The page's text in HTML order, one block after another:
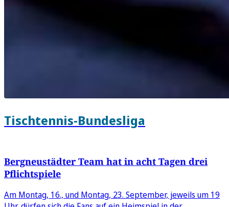
Tischtennis-Bundesliga
Bergneustädter Team hat in acht Tagen drei
Pflichtspiele
Am Montag, 16., und Montag, 23. September, jeweils um 19